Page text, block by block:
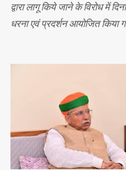
द्वारा लागू किये जाने के विरोध में
धरना एवं प्रदर्शन आयोजित किया
प्रदर्शन किया! उन्होंने बताया कि
एवं वैधानिक सेवा शर्तें लागू करने
प्रभावी एवं सकारात्मक कार्यवाही
रहा है । इन्होंने केंद्र सरकार से मांग
बुलाकर दवा प्रतिनिधियों के लिये
राज्य मे केंद्र सरकार द्वारा लागू